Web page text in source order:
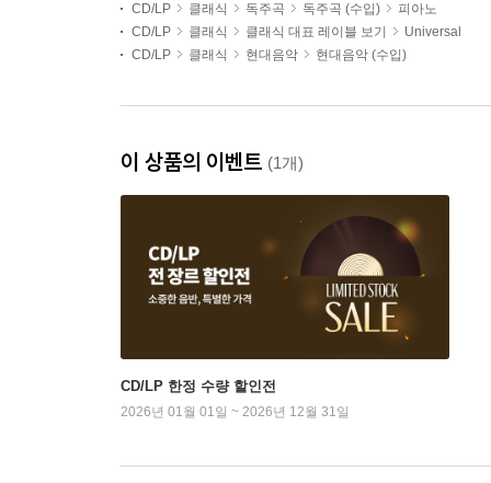
CD/LP 클래식 독주곡 독주곡 (수입)
피아노
CD/LP
클래식 클래식 대표 레이블 보기
Universal
CD/LP
클래식 현대음악 현대음악 (수입)
이 상품의 이벤트 (1개)
CD/LP 한정 수량 할인전
2026년 01월 01일 ~ 2026년 12월 31일